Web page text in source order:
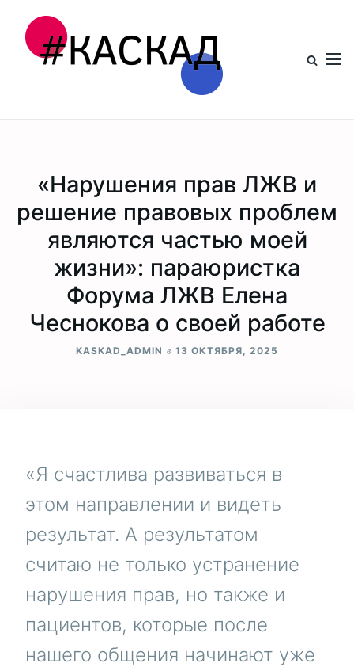
«Нарушения прав ЛЖВ и
решение правовых проблем
являются частью моей
жизни»: параюристка
Форума ЛЖВ Елена
Чеснокова о своей работе
KASKAD_ADMIN в 13 ОКТЯБРЯ, 2025
«Я счастлива развиваться в
этом направлении и видеть
результат. А результатом
считаю не только устранение
нарушения прав, но также и
пациентов, которые после
нашего общения начинают уже